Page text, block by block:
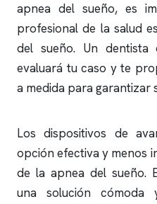
apnea del sueño, es
profesional de la salud
del sueño. Un dentista
evaluará tu caso y te
a medida para garantizar
Los dispositivos de
opción efectiva y menos
de la apnea del sueño.
una solución